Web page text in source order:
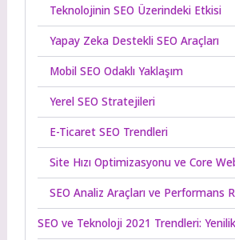
Teknolojinin SEO Üzerindeki Etkisi
Yapay Zeka Destekli SEO Araçları
Mobil SEO Odaklı Yaklaşım
Yerel SEO Stratejileri
E-Ticaret SEO Trendleri
Site Hızı Optimizasyonu ve Core
SEO Analiz Araçları ve Performans
SEO ve Teknoloji 2021 Trendleri: